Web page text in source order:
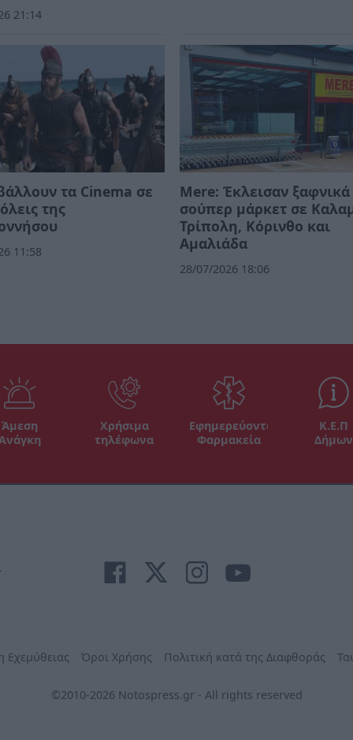
21:14
τα Cinema σε
της
11:58
Mere: Έκλεισαν ξαφνικά
σούπερ μάρκετ σε
Τρίπολη, Κόρινθο και
Αμαλιάδα
28/07/2026 18:06
Άμεση
Χρήσιμα
τηλέφωνα
Εφημερεύοντα
Φαρμακεία
Κ.Ε.Π
Δήμων
Εχεμύθειας Όροι Χρήσης Πολιτική κατά της Διαφθοράς
©2010-2026 Notospress.gr - All rights reserved